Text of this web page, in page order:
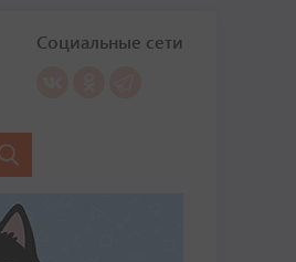
Социальные сети